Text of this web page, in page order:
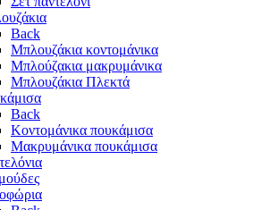
Back
Μπλουζάκια κοντομάνικα
Μπλούζακια μακρυμάνικα
Μπλουζάκια Πλεκτά
Back
Κοντομάνικα πουκάμισα
Μακρυμάνικα πουκάμισα